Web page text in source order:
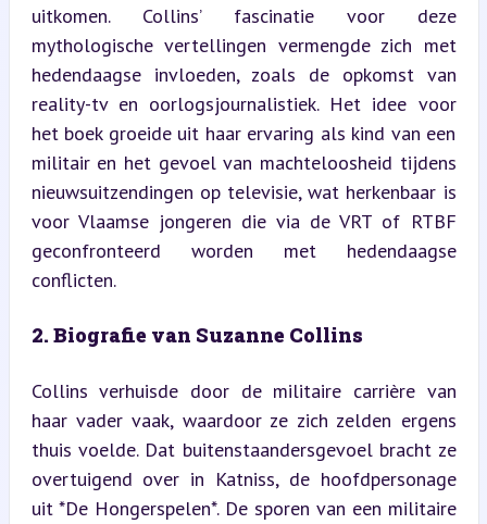
uitkomen. Collins’ fascinatie voor deze
mythologische vertellingen vermengde zich met
hedendaagse invloeden, zoals de opkomst van
reality-tv en oorlogsjournalistiek. Het idee voor
het boek groeide uit haar ervaring als kind van een
militair en het gevoel van machteloosheid tijdens
nieuwsuitzendingen op televisie, wat herkenbaar is
voor Vlaamse jongeren die via de VRT of RTBF
geconfronteerd worden met hedendaagse
conflicten.
2. Biografie van Suzanne Collins
Collins verhuisde door de militaire carrière van
haar vader vaak, waardoor ze zich zelden ergens
thuis voelde. Dat buitenstaandersgevoel bracht ze
overtuigend over in Katniss, de hoofdpersonage
uit *De Hongerspelen*. De sporen van een militaire